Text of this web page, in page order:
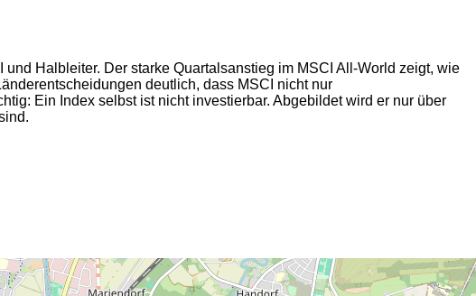
Halbleiter. Der starke Quartalsanstieg im MSCI All-World zeigt, wie
deutlich, dass MSCI nicht nur
Ein Index selbst ist nicht investierbar. Abgebildet wird er nur über